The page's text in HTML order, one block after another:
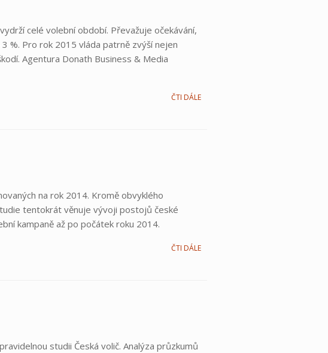
celé volební období. Převažuje očekávání,
%. Pro rok 2015 vláda patrně zvýší nejen
Agentura Donath Business & Media
ČTI DÁLE
na rok 2014. Kromě obvyklého
tentokrát věnuje vývoji postojů české
kampaně až po počátek roku 2014.
ČTI DÁLE
studii Česká volič. Analýza průzkumů